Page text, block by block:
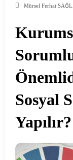
Mürsel Ferhat
Sosyal
Yapılır?